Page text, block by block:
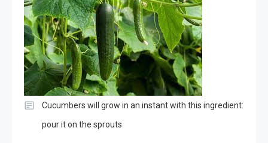
Tips for Growing Big Potatoes: A Guide to a Bountiful
Harvest